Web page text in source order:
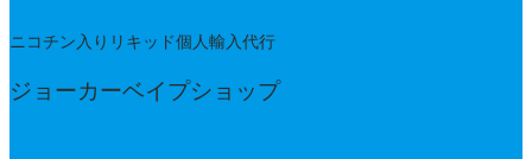
ニコチン入りリキッド個人輸入代行
ジョーカーベイプショップ